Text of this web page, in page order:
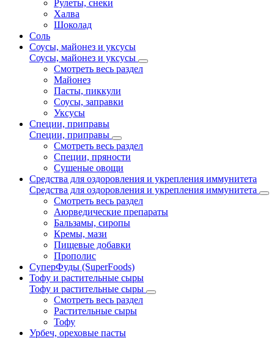
Рулеты, снеки
Халва
Шоколад
Соль
Соусы, майонез и уксусы
Соусы, майонез и уксусы
Смотреть весь раздел
Майонез
Пасты, пиккули
Соусы, заправки
Уксусы
Специи, приправы
Специи, приправы
Смотреть весь раздел
Специи, пряности
Сушеные овощи
Средства для оздоровления и укрепления иммунитета
Средства для оздоровления и укрепления иммунитета
Смотреть весь раздел
Аюрведические препараты
Бальзамы, сиропы
Кремы, мази
Пищевые добавки
Прополис
СуперФуды (SuperFoods)
Тофу и растительные сыры
Тофу и растительные сыры
Смотреть весь раздел
Растительные сыры
Тофу
Урбеч, ореховые пасты